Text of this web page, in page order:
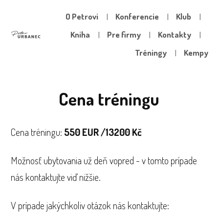
O Petrovi Konferencie
Klub
Kniha
Pre firmy
Kontakty
Tréningy
Kempy
Cena tréningu
Cena tréningu: 550 EUR /13200 Kč
Možnosť ubytovania už deň vopred - v tomto prípade
nás kontaktujte viď nižšie.
V prípade jakýchkoliv otázok nás kontaktujte: